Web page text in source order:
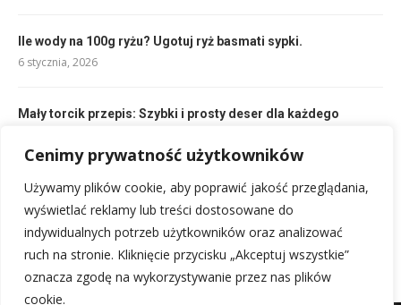
Cenimy prywatność użytkowników
Używamy plików cookie, aby poprawić jakość przeglądania,
wyświetlać reklamy lub treści dostosowane do
indywidualnych potrzeb użytkowników oraz analizować
ruch na stronie. Kliknięcie przycisku „Akceptuj wszystkie”
oznacza zgodę na wykorzystywanie przez nas plików
cookie.
Ile wody na 100g ryżu? Ugotuj ryż basmati sypki.
6 stycznia, 2026
Mały torcik przepis: Szybki i prosty deser dla każdego
Miodownik przepis: Klasyczny, łatwy i pyszny deser dla
każdego
5 stycznia, 2026